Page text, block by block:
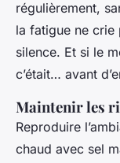
régulièrement,
la fatigue ne crie
silence. Et si le
c’était… avant
Maintenir les
Reproduire
chaud avec sel